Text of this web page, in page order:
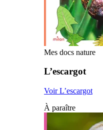
Mes docs nature
L’escargot
Voir L’escargot
À paraître